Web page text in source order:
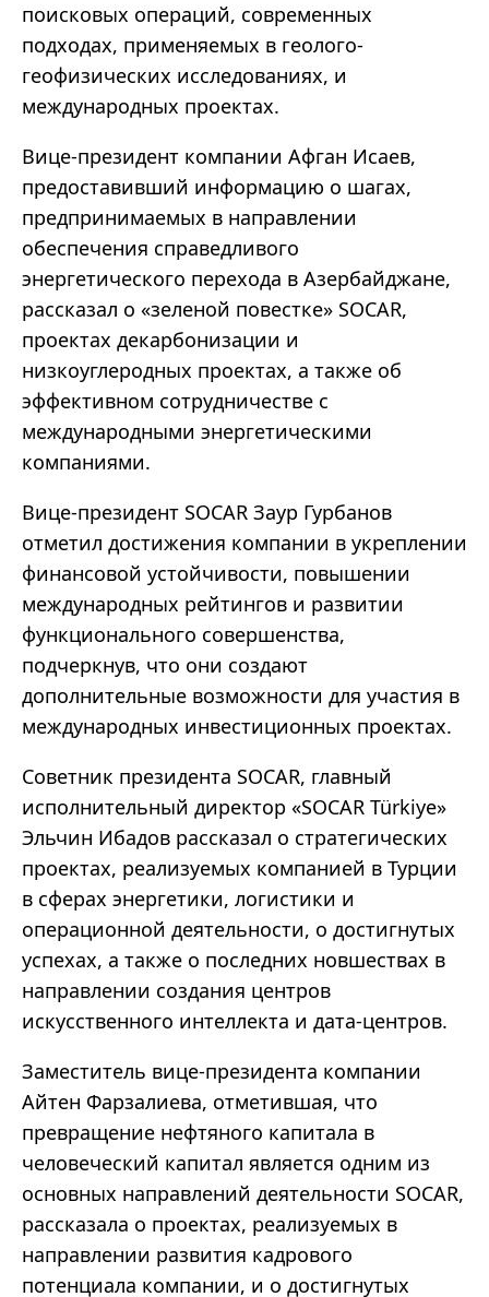
поисковых операций, современных
подходах, применяемых в геолого-
геофизических исследованиях, и
международных проектах.
Вице-президент компании Афган Исаев,
предоставивший информацию о шагах,
предпринимаемых в направлении
обеспечения справедливого
энергетического перехода в Азербайджане,
рассказал о «зеленой повестке» SOCAR,
проектах декарбонизации и
низкоуглеродных проектах, а также об
эффективном сотрудничестве с
международными энергетическими
компаниями.
Вице-президент SOCAR Заур Гурбанов
отметил достижения компании в укреплении
финансовой устойчивости, повышении
международных рейтингов и развитии
функционального совершенства,
подчеркнув, что они создают
дополнительные возможности для участия в
международных инвестиционных проектах.
Советник президента SOCAR, главный
исполнительный директор «SOCAR Türkiye»
Эльчин Ибадов рассказал о стратегических
проектах, реализуемых компанией в Турции
в сферах энергетики, логистики и
операционной деятельности, о достигнутых
успехах, а также о последних новшествах в
направлении создания центров
искусственного интеллекта и дата-центров.
Заместитель вице-президента компании
Айтен Фарзалиева, отметившая, что
превращение нефтяного капитала в
человеческий капитал является одним из
основных направлений деятельности SOCAR,
рассказала о проектах, реализуемых в
направлении развития кадрового
потенциала компании, и о достигнутых